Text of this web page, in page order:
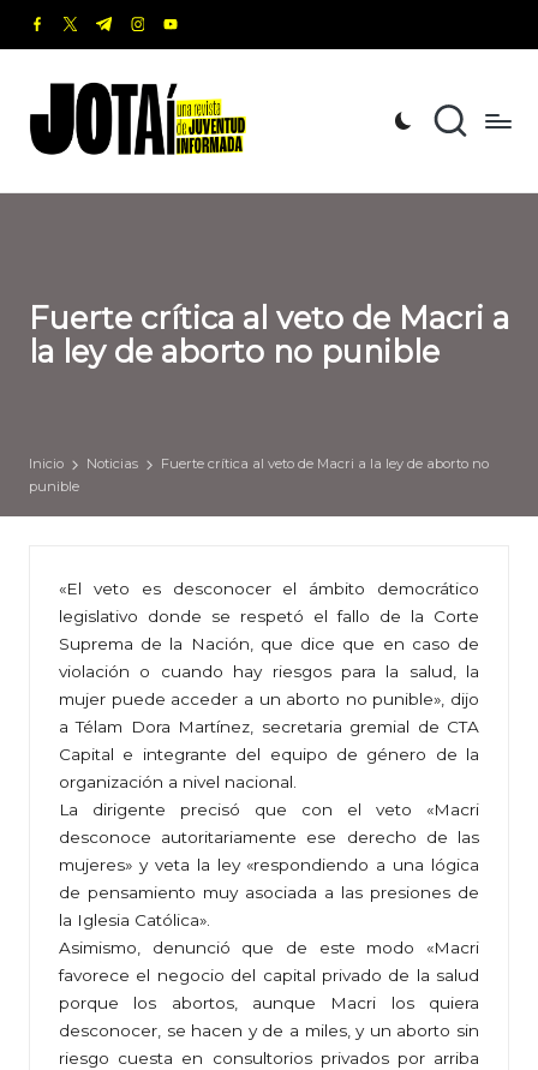
Saltar
contenido
facebook.com
twitter.com
t.me instagram.com
youtube.com
o
t
revista
de
Informada
Fuerte crítica al veto de Macri a
la ley de aborto no punible
Inicio Noticias
Fuerte crítica al veto de Macri a la ley de aborto no
punible
«El veto es desconocer el ámbito democrático
legislativo donde se respetó el fallo de la Corte
Suprema de la Nación, que dice que en caso de
violación o cuando hay riesgos para la salud, la
mujer puede acceder a un aborto no punible», dijo
a Télam Dora Martínez, secretaria gremial de CTA
Capital e integrante del equipo de género de la
organización a nivel nacional.
La dirigente precisó que con el veto «Macri
desconoce autoritariamente ese derecho de las
mujeres» y veta la ley «respondiendo a una lógica
de pensamiento muy asociada a las presiones de
la Iglesia Católica».
Asimismo, denunció que de este modo «Macri
favorece el negocio del capital privado de la salud
porque los abortos, aunque Macri los quiera
desconocer, se hacen y de a miles, y un aborto sin
riesgo cuesta en consultorios privados por arriba